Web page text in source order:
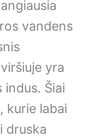
vandens
yra
indus. Šiai
kurie labai
druska